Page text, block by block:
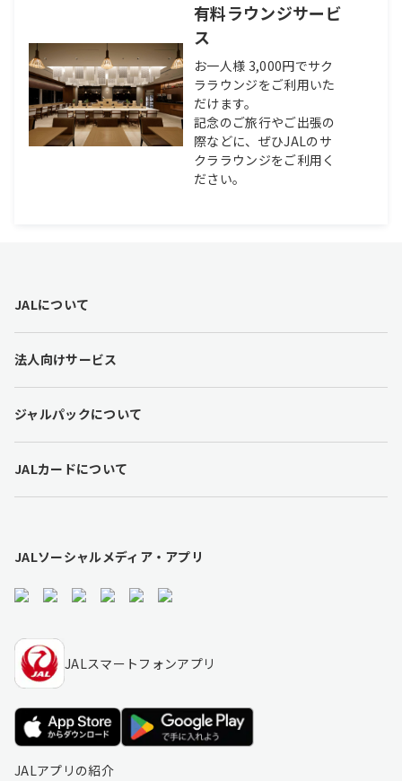
有料ラウンジサービ
ス
お一人様 3,000円でサク
ララウンジをご利用いた
だけます。
記念のご旅行やご出張の
際などに、ぜひJALのサ
クララウンジをご利用く
ださい。
o
e
i
n
s
JALについて
法人向けサービス
ジャルパックについて
JALカードについて
JALソーシャルメディア・アプリ
JALスマートフォンアプリ
JALアプリの紹介